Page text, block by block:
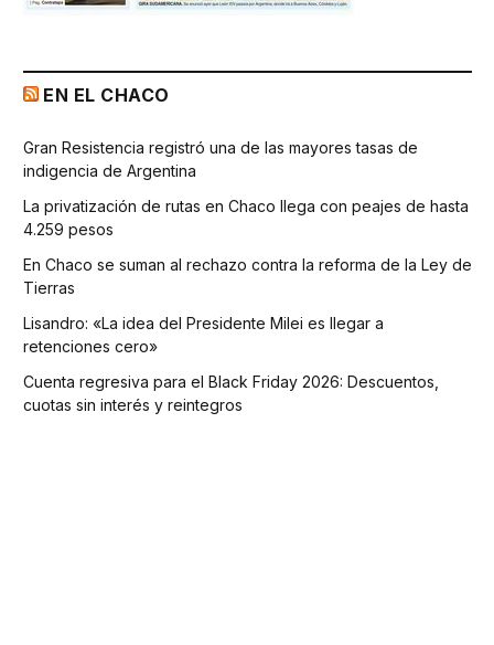
EN EL CHACO
Gran Resistencia registró una de las mayores tasas de
indigencia de Argentina
La privatización de rutas en Chaco llega con peajes de hasta
4.259 pesos
En Chaco se suman al rechazo contra la reforma de la Ley de
Tierras
Lisandro: «La idea del Presidente Milei es llegar a
retenciones cero»
Cuenta regresiva para el Black Friday 2026: Descuentos,
cuotas sin interés y reintegros